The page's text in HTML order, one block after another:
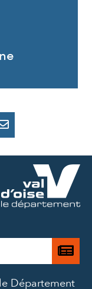
PARTAGER
MAIL
Je
Département